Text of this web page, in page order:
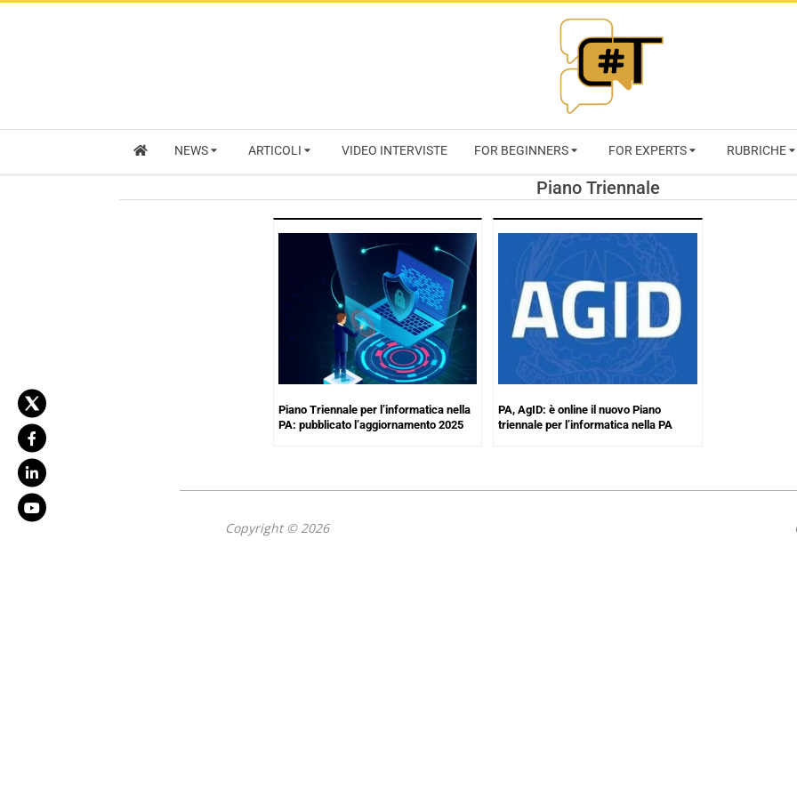
RIVISTA
TRENDS
NEWS ARTICOLI VIDEO INTERVISTE FOR BEGINNERS FOR EXPERTS RUBRICHE
Piano Triennale
Piano Triennale per l’informatica nella
PA: pubblicato l’aggiornamento 2025
PA, AgID: è online il nuovo Piano
triennale per l’informatica nella PA
Copyright © 2026